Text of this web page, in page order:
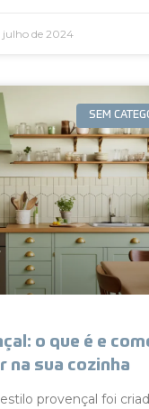
julho de 2024
SEM
o que é e
na sua cozinha
provençal foi